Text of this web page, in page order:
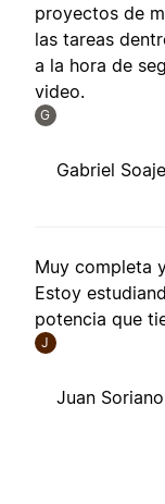
proyectos de
las tareas
a la hora de
video.
G
Gabriel
Muy completa
Estoy
potencia que
J
Juan Soriano